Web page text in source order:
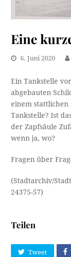
Eine
6. Juni 2020
Ein Tankstelle
abgebauten
einem stattlichen
Tankstelle? Ist
der Zapfsäule
wenn ja, wo?
Fragen über
(Stadtarchiv/
24375-57)
Teilen
Tweet